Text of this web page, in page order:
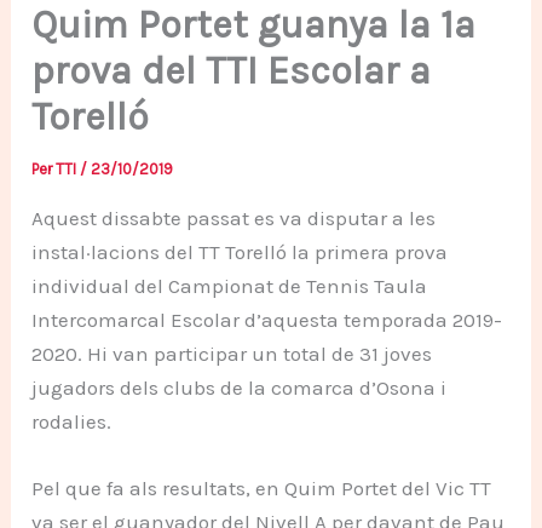
Quim Portet guanya la 1a
prova del TTI Escolar a
Torelló
Per TTI /23/10/2019
Aquest dissabte passat es va disputar a les
instal·lacions del TT Torelló la primera prova
individual del Campionat de Tennis Taula
Intercomarcal Escolar d’aquesta temporada 2019-
2020. Hi van participar un total de 31 joves
jugadors dels clubs de la comarca d’Osona i
rodalies.
Pel que fa als resultats, en Quim Portet del Vic TT
va ser el guanyador del Nivell A per davant de Pau